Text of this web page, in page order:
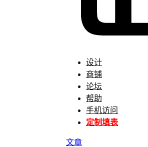
设计
商铺
论坛
帮助
手机访问
定制填表
文章